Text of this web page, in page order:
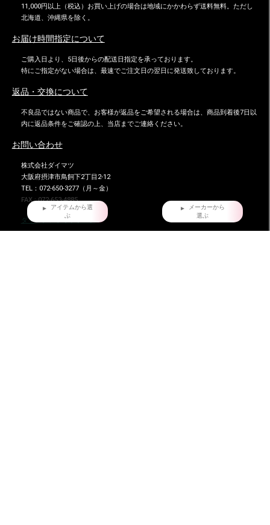
11,000円以上（税込）お買い上げの場合は地域にかかわらず送料無料。ただし
北海道、沖縄県を除く。
お届け時間指定について
ご購入日より、5日後からの配送日指定を承っております。
特にご指定がない場合は、最速でご注文日の翌日に発送致しております。
返品・交換について
不良品ではない商品で、お客様が返品をご希望される場合は、商品到着後7日以
内に返品条件をご確認の上、当店までご連絡ください。
お問い合わせ
株式会社ダイマツ
大阪府摂津市鳥飼下2丁目2-12
TEL：072-650-3277（月～金）
FAX : 072-653-4885
ダイマツ スタッフブログ
アイテムから選
ぶ
メーカーから
選ぶ